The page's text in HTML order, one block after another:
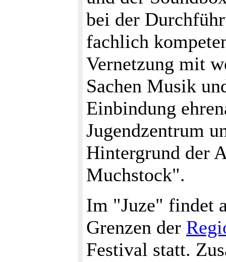
bei der
fachlich
Vernetzung mit
Sachen Musik
Einbindung
Jugendzentrum
Hintergrund der
Muchstock".
Im "Juze" findet
Grenzen der
Festival statt.